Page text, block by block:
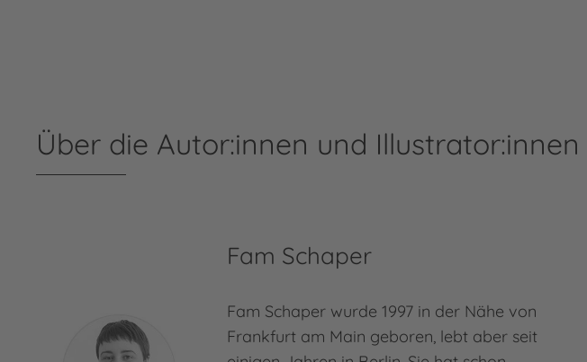
Über die Autor:innen und Illustrator:innen
Fam Schaper
Fam Schaper wurde 1997 in der Nähe von
Frankfurt am Main geboren, lebt aber seit